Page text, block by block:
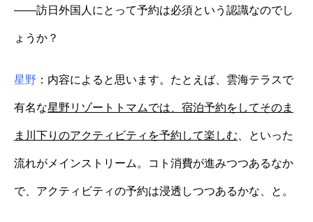
——訪日外国人にとって予約は必須という認識なのでし
ょうか？
星野 ：内容によると思います。たとえば、雲海テラスで
有名な星野リゾートトマムでは、宿泊予約をしてそのま
ま川下りのアクティビティを予約して楽しむ 、といった
流れがメインストリーム。コト消費が進みつつあるなか
で、アクティビティの予約は浸透しつつあるかな、と。